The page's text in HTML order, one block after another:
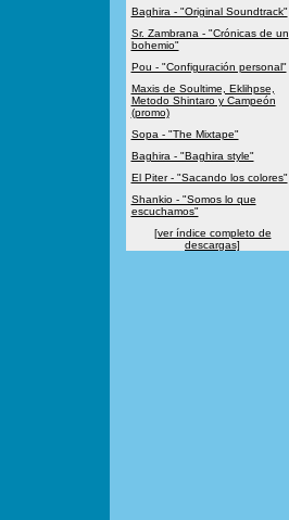
Baghira - "Original Soundtrack"
Sr. Zambrana - "Crónicas de un
bohemio"
Pou - "Configuración personal"
Maxis de Soultime, Eklihpse,
Metodo Shintaro y Campeón
(promo)
Sopa - "The Mixtape"
Baghira - "Baghira style"
El Piter - "Sacando los colores"
Shankio - "Somos lo que
escuchamos"
[ver índice completo de
descargas]